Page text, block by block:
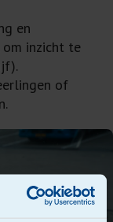
en
inzicht te
of